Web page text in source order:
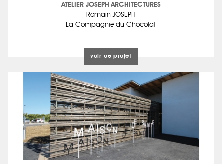
ATELIER JOSEPH ARCHITECTURES
Romain JOSEPH
La Compagnie du Chocolat
voir ce projet